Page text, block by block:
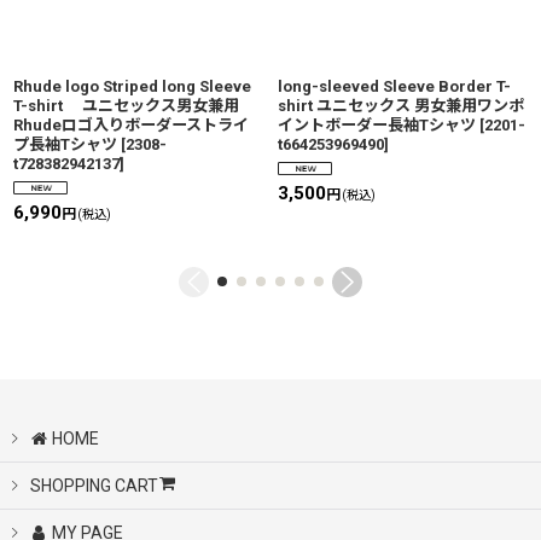
Rhude logo Striped long Sleeve
T-shirt ユニセックス男女兼用
Rhudeロゴ入りボーダーストライ
プ長袖Tシャツ [2308-
t728382942137]
6,990円(税込)
long-sleeved Sleeve Border T-
shirt ユニセックス 男女兼用ワンポ
イントボーダー長袖Tシャツ [2201-
t664253969490]
3,500円(税込)
HOME
SHOPPING CART
MY PAGE